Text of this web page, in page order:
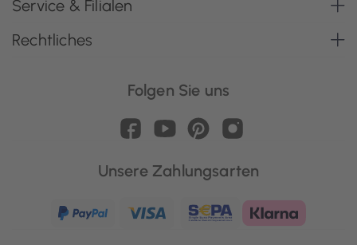
Service & Filialen
Rechtliches
Folgen Sie uns
Unsere Zahlungsarten